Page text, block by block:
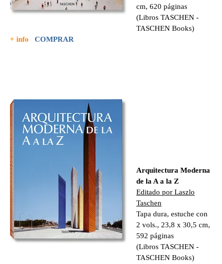
cm, 620 páginas
(Libros TASCHEN -
TASCHEN Books)
+ info
COMPRAR
Arquitectura Moderna
de la A a la Z
Editado por Laszlo
Taschen
Tapa dura, estuche con
2 vols., 23,8 x 30,5 cm,
592 páginas
(Libros TASCHEN -
TASCHEN Books)